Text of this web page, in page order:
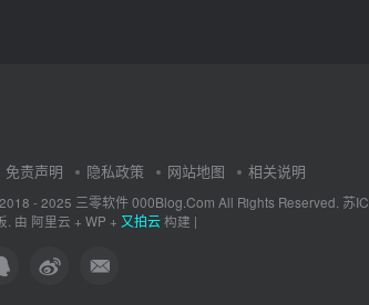
免责声明 隐私政策 网站地图 相关说明
- 2025 三零软件 000Blog.Com All Rights Reserved. 苏
. 由 阿里云 + WP + 又拍云构建 |